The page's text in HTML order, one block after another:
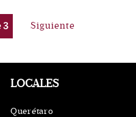
3 Siguiente
LOCALES
Querétaro